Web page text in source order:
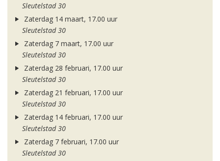
Sleutelstad 30
Zaterdag 14 maart, 17.00 uur
Sleutelstad 30
Zaterdag 7 maart, 17.00 uur
Sleutelstad 30
Zaterdag 28 februari, 17.00 uur
Sleutelstad 30
Zaterdag 21 februari, 17.00 uur
Sleutelstad 30
Zaterdag 14 februari, 17.00 uur
Sleutelstad 30
Zaterdag 7 februari, 17.00 uur
Sleutelstad 30